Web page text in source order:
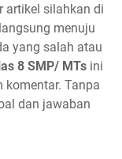
artikel silahkan di
menuju
yang salah atau
8 SMP/ MTs ini
Tanpa
dan jawaban